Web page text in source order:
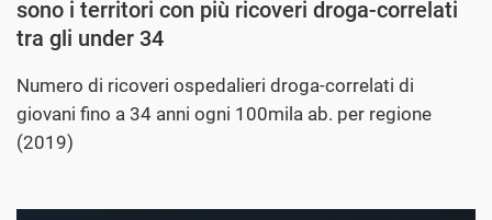
sono i territori con più ricoveri droga-correlati
tra gli under 34
Numero di ricoveri ospedalieri droga-correlati di
giovani fino a 34 anni ogni 100mila ab. per regione
(2019)